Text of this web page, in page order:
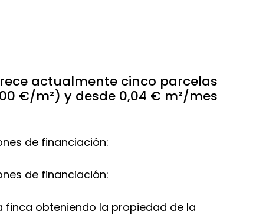
actualmente cinco parcelas
€/m²) y desde 0,04 € m²/mes
de financiación:
de financiación:
finca obteniendo la propiedad de la